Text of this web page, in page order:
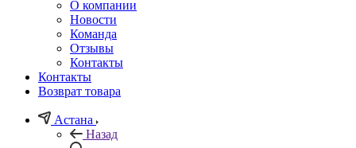
О компании
Новости
Команда
Отзывы
Контакты
Контакты
Возврат товара
Астана
Назад